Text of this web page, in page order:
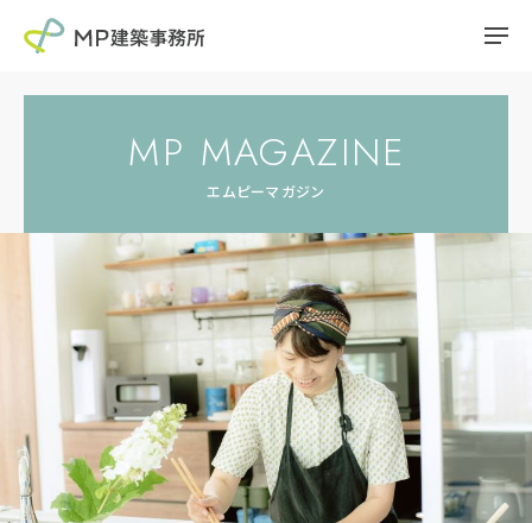
MP MAGAZINE
エムピーマガジン